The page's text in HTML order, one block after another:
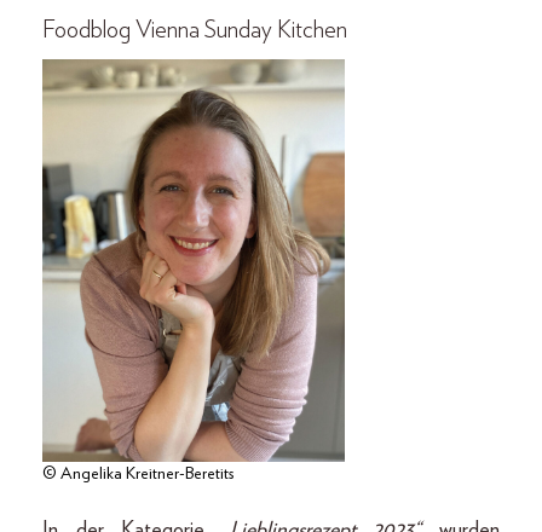
Foodblog Vienna Sunday Kitchen
© Angelika Kreitner-Beretits